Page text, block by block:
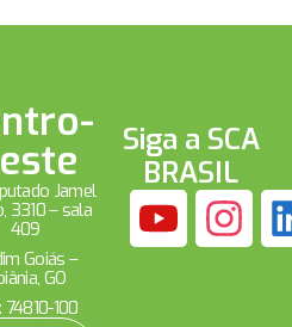
Jamel
3310 – sala
409
Goiás –
GO
74810-100
Siga a SCA
BRASIL